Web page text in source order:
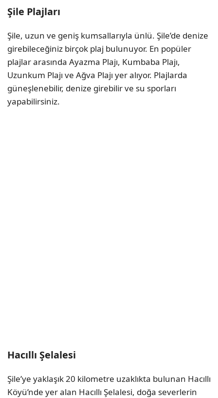
Şile Plajları
Şile, uzun ve geniş kumsallarıyla ünlü. Şile’de denize
girebileceğiniz birçok plaj bulunuyor. En popüler
plajlar arasında Ayazma Plajı, Kumbaba Plajı,
Uzunkum Plajı ve Ağva Plajı yer alıyor. Plajlarda
güneşlenebilir, denize girebilir ve su sporları
yapabilirsiniz.
Hacıllı Şelalesi
Şile’ye yaklaşık 20 kilometre uzaklıkta bulunan Hacıllı
Köyü’nde yer alan Hacıllı Şelalesi, doğa severlerin